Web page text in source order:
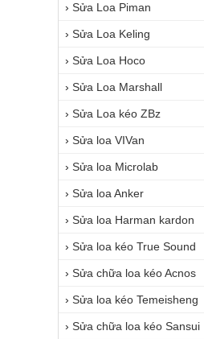
› Sửa Loa Piman
› Sửa Loa Keling
› Sửa Loa Hoco
› Sửa Loa Marshall
› Sửa Loa kéo ZBz
› Sửa loa VIVan
› Sửa loa Microlab
› Sửa loa Anker
› Sửa loa Harman kardon
› Sửa loa kéo True Sound
› Sửa chữa loa kéo Acnos
› Sửa loa kéo Temeisheng
› Sửa chữa loa kéo Sansui